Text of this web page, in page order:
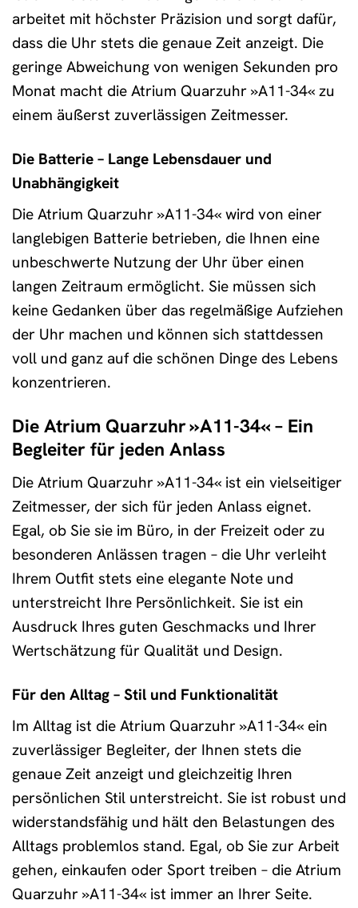
arbeitet mit höchster Präzision und sorgt dafür,
dass die Uhr stets die genaue Zeit anzeigt. Die
geringe Abweichung von wenigen Sekunden pro
Monat macht die Atrium Quarzuhr »A11-34« zu
einem äußerst zuverlässigen Zeitmesser.
Die Batterie – Lange Lebensdauer und
Unabhängigkeit
Die Atrium Quarzuhr »A11-34« wird von einer
langlebigen Batterie betrieben, die Ihnen eine
unbeschwerte Nutzung der Uhr über einen
langen Zeitraum ermöglicht. Sie müssen sich
keine Gedanken über das regelmäßige Aufziehen
der Uhr machen und können sich stattdessen
voll und ganz auf die schönen Dinge des Lebens
konzentrieren.
Die Atrium Quarzuhr »A11-34« – Ein
Begleiter für jeden Anlass
Die Atrium Quarzuhr »A11-34« ist ein vielseitiger
Zeitmesser, der sich für jeden Anlass eignet.
Egal, ob Sie sie im Büro, in der Freizeit oder zu
besonderen Anlässen tragen – die Uhr verleiht
Ihrem Outfit stets eine elegante Note und
unterstreicht Ihre Persönlichkeit. Sie ist ein
Ausdruck Ihres guten Geschmacks und Ihrer
Wertschätzung für Qualität und Design.
Für den Alltag – Stil und Funktionalität
Im Alltag ist die Atrium Quarzuhr »A11-34« ein
zuverlässiger Begleiter, der Ihnen stets die
genaue Zeit anzeigt und gleichzeitig Ihren
persönlichen Stil unterstreicht. Sie ist robust und
widerstandsfähig und hält den Belastungen des
Alltags problemlos stand. Egal, ob Sie zur Arbeit
gehen, einkaufen oder Sport treiben – die Atrium
Quarzuhr »A11-34« ist immer an Ihrer Seite.